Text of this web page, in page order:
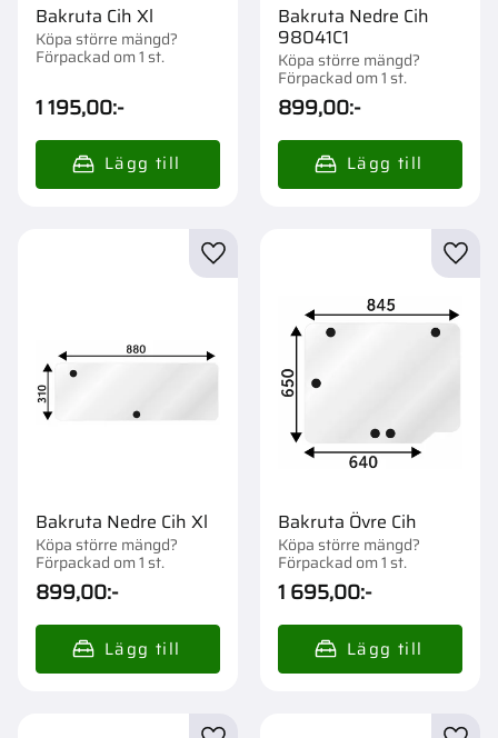
Bakruta Cih Xl
Köpa större mängd?
Förpackad om 1 st.
1 195,00:-
Bakruta Nedre Cih
98041C1
Köpa större mängd?
Förpackad om 1 st.
899,00:-
Bakruta Nedre Cih Xl
Köpa större mängd?
Förpackad om 1 st.
899,00:-
Lägg till i favoriter
Bakruta Övre Cih
Köpa större mängd?
Förpackad om 1 st.
1 695,00:-